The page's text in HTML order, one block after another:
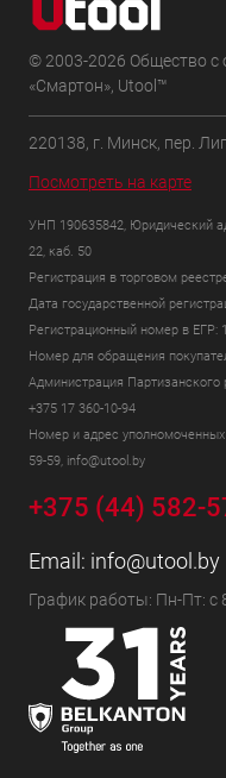
© 2003-2026 Общество с
«Смартон», Utool™
220138, г. Минск, пер.
Посмотреть на карте
УНП 190635842, Юридический
22, каб. 50
Регистрация в торговом
Дата государственной
Регистрационный номер в ЕГР:
Номер для обращения
Администрация Партизанского
+375 17 360-10-94
Номер и адрес
59-59, info@utool.by
+375 (44) 582-
Email: info@utool.by
График работы: Пн-Пт: с